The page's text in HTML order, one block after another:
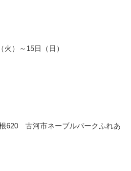
）～15日（日）
620 古河市ネーブルパークふれあ